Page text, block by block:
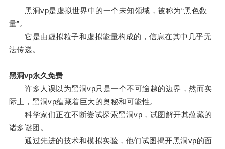
黑洞vp是虚拟世界中的一个未知领域，被称为“黑色数
量”。
它是由虚拟粒子和虚拟能量构成的，信息在其中几乎无
法传递。
黑洞vp永久免费
许多人误以为黑洞vp只是一个不可逾越的边界，然而实
际上，黑洞vp蕴藏着巨大的奥秘和可能性。
科学家们正在不断尝试探索黑洞vp，试图解开其蕴藏的
诸多谜团。
通过先进的技术和模拟实验，他们试图揭开黑洞vp的面